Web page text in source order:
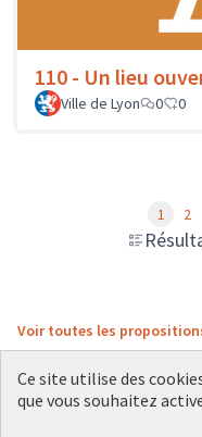
110 - Un lieu
Ville de Lyon 0 0
1 2
Voir toutes les
Ce site utilise des
que vous souhaitez